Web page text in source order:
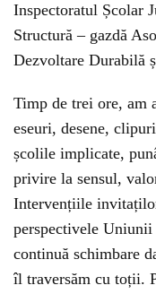
Inspectoratul Școlar
Structură – gazdă
Dezvoltare Durabilă
Timp de trei ore, am
eseuri, desene,
școlile implicate,
privire la sensul,
Intervențiile
perspectivele
continuă schimbare
îl traversăm cu toții.